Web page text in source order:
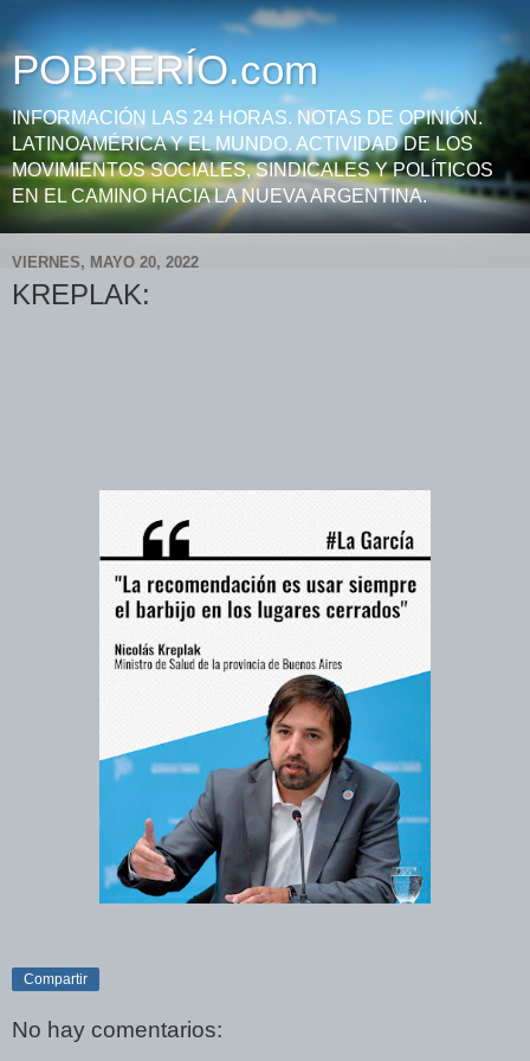
POBRERÍO.com
INFORMACIÓN LAS 24 HORAS. NOTAS DE OPINIÓN.
LATINOAMÉRICA Y EL MUNDO. ACTIVIDAD DE LOS
MOVIMIENTOS SOCIALES, SINDICALES Y POLÍTICOS
EN EL CAMINO HACIA LA NUEVA ARGENTINA.
VIERNES, MAYO 20, 2022
KREPLAK:
Compartir
No hay comentarios: